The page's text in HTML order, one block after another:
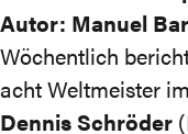
Autor: Manuel
Wöchentlich
acht Weltmeister
Dennis Schröder